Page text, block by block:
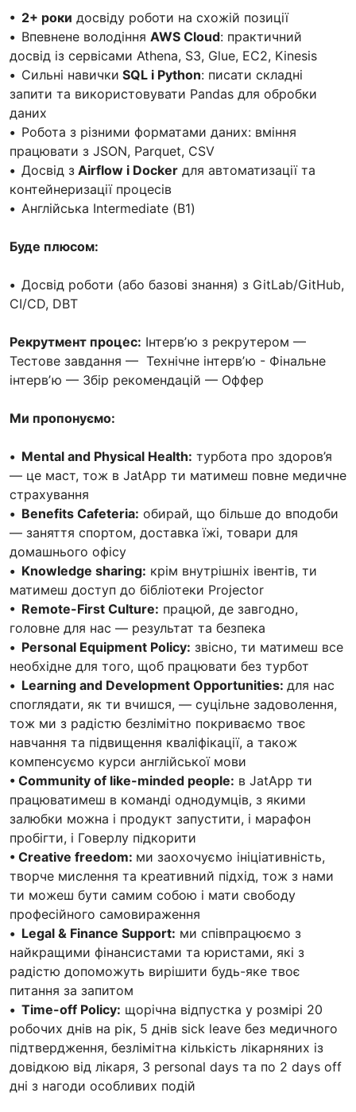
• 2+ роки досвіду роботи на схожій позиції
• Впевнене володіння AWS Cloud: практичний
досвід із сервісами Athena, S3, Glue, EC2, Kinesis
• Сильні навички SQL і Python: писати складні
запити та використовувати Pandas для обробки
даних
• Робота з різними форматами даних: вміння
працювати з JSON, Parquet, CSV
• Досвід з Airflow і Docker для автоматизації та
контейнеризації процесів
• Англійська Intermediate (В1)
Буде плюсом:
• Досвід роботи (або базові знання) з GitLab/GitHub,
CI/CD, DBT
Рекрутмент процес: Інтервʼю з рекрутером —
Тестове завдання — Технічне інтервʼю - Фінальне
інтервʼю — Збір рекомендацій — Оффер
Ми пропонуємо:
• Mental and Physical Health: турбота про здоров’я
— це маст, тож в JatApp ти матимеш повне медичне
страхування
• Benefits Cafeteria: обирай, що більше до вподоби
— заняття спортом, доставка їжі, товари для
домашнього офісу
• Knowledge sharing: крім внутрішніх івентів, ти
матимеш доступ до бібліотеки Projector
• Remote-First Culture: працюй, де завгодно,
головне для нас — результат та безпека
• Personal Equipment Policy: звісно, ти матимеш все
необхідне для того, щоб працювати без турбот
• Learning and Development Opportunities: для нас
споглядати, як ти вчишся, — суцільне задоволення,
тож ми з радістю безлімітно покриваємо твоє
навчання та підвищення кваліфікації, а також
компенсуємо курси англійської мови
• Сommunity of like-minded people: в JatApp ти
працюватимеш в команді однодумців, з якими
залюбки можна і продукт запустити, і марафон
пробігти, і Говерлу підкорити
• Сreative freedom: ми заохочуємо ініціативність,
творче мислення та креативний підхід, тож з нами
ти можеш бути самим собою і мати свободу
професійного самовираження
• Legal & Finance Support: ми співпрацюємо з
найкращими фінансистами та юристами, які з
радістю допоможуть вирішити будь-яке твоє
питання за запитом
• Time-off Policy: щорічна відпустка у розмірі 20
робочих днів на рік, 5 днів sick leave без медичного
підтвердження, безлімітна кількість лікарняних із
довідкою від лікаря, 3 personal days та по 2 days off
дні з нагоди особливих подій